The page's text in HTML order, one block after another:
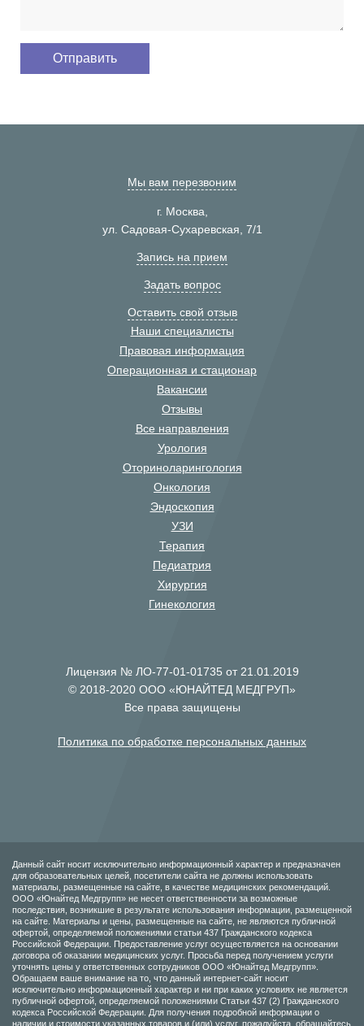
Мы вам перезвоним
г. Москва,
ул. Садовая-Сухаревская, 7/1
Запись на прием
Задать вопрос
Оставить свой отзыв
Наши специалисты
Правовая информация
Операционная и стационар
Вакансии
Отзывы
Все направления
Урология
Оториноларингология
Онкология
Эндоскопия
УЗИ
Терапия
Педиатрия
Хирургия
Гинекология
Лицензия № ЛО-77-01-01735 от 21.01.2019
© 2018-2020 ООО «ЮНАЙТЕД МЕДГРУП»
Все права защищены
Политика по обработке персональных данных
Данный сайт носит исключительно информационный характер и предназначен
для образовательных целей, посетители сайта не должны использовать
материалы, размещенные на сайте, в качестве медицинских рекомендаций.
ООО «Юнайтед Медгрупп» не несет ответственности за возможные
последствия, возникшие в результате использования информации, размещенной
на сайте. Материалы и цены, размещенные на сайте, не являются публичной
офертой, определяемой положениями статьи 437 Гражданского кодекса
Российской Федерации. Предоставление услуг осуществляется на основании
договора об оказании медицинских услуг. Просьба перед получением услуги
уточнять цены у ответственных сотрудников ООО «Юнайтед Медгрупп».
Обращаем ваше внимание на то, что данный интернет-сайт носит
исключительно информационный характер и ни при каких условиях не является
публичной офертой, определяемой положениями Статьи 437 (2) Гражданского
кодекса Российской Федерации. Для получения подробной информации о
наличии и стоимости указанных товаров и (или) услуг, пожалуйста, обращайтесь